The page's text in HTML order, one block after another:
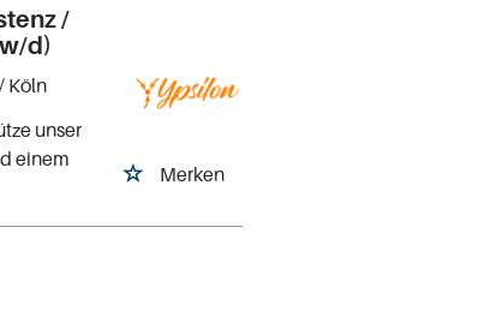
/
d)
Merken
/ Köln
unser
einem